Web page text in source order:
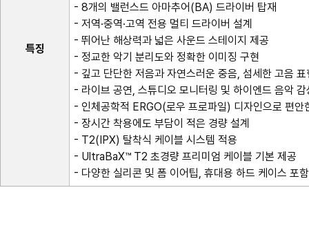
특징
- 8개의 밸런스드 아마추어(BA) 드라이버 탑재
- 저역·중역·고역 전용 멀티 드라이버 설계
- 뛰어난 해상력과 넓은 사운드 스테이지 제공
- 정교한 악기 분리도와 정확한 이미징 구현
- 깊고 단단한 저음과 자연스러운 중음, 섬세한 고음 표
- 라이브 공연, 스튜디오 모니터링 및 하이엔드 음악
- 인체공학적 ERGO(로우 프로파일) 디자인으로 편안
- 장시간 착용에도 부담이 적은 경량 설계
- T2(IPX) 탈착식 케이블 시스템 적용
- UltraBaX™ T2 초경량 프리미엄 케이블 기본 제공
- 다양한 실리콘 및 폼 이어팁, 휴대용 하드 케이스 포함